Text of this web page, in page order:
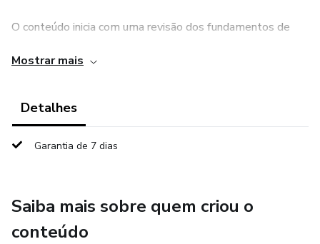
O conteúdo inicia com uma revisão dos fundamentos de
corrente e resistência, além da função de componentes
e LEDs em circuitos eletrônicos. Esses conceitos são a
utilizando dois níveis de tensão que representam os
semicondutores, responsáveis por controlar a passagem
de corrente elétrica e formar os blocos fundamentais dos
Mostrar mais
Detalhes
Garantia de 7 dias
Saiba mais sobre quem criou o
conteúdo